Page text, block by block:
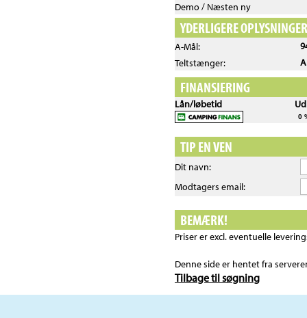
Demo / Næsten ny
YDERLIGERE OPLYSNINGER
A-Mål:
Teltstænger:
FINANSIERING
Lån/løbetid
0
TIP EN VEN
Dit navn:
Modtagers email:
BEMÆRK!
Priser er excl. eventuelle
Denne side er hentet fra
Tilbage til søgning